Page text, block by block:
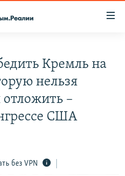
Кремль на
нельзя
–
США
без VPN